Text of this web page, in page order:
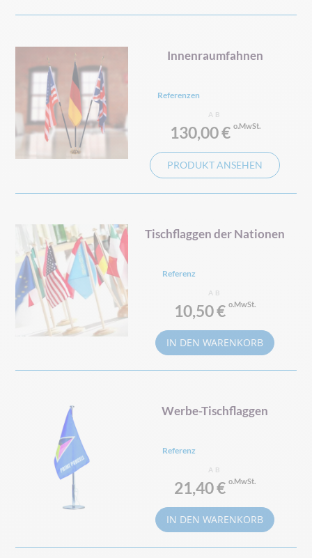
Innenraumfahnen
Referenzen
AB
130,00 €
PRODUKT ANSEHEN
Tischflaggen der Nationen
Referenz
AB
10,50 €
IN DEN WARENKORB
Werbe-Tischflaggen
Referenz
AB
21,40 €
IN DEN WARENKORB